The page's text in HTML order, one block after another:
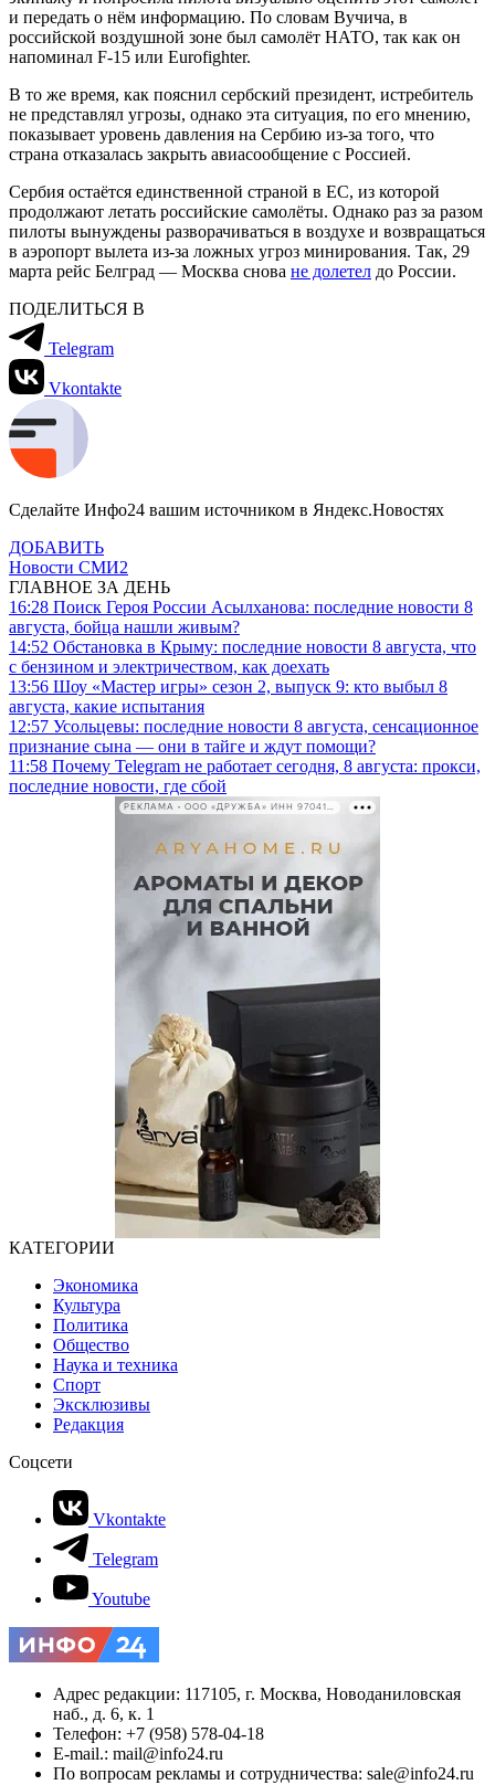
и передать о нём информацию. По словам Вучича, в
российской воздушной зоне был самолёт НАТО, так как он
напоминал F-15 или Eurofighter.
В то же время, как пояснил сербский президент, истребитель
не представлял угрозы, однако эта ситуация, по его мнению,
показывает уровень давления на Сербию из-за того, что
страна отказалась закрыть авиасообщение с Россией.
Сербия остаётся единственной страной в ЕС, из которой
продолжают летать российские самолёты. Однако раз за разом
пилоты вынуждены разворачиваться в воздухе и возвращаться
в аэропорт вылета из-за ложных угроз минирования. Так, 29
марта рейс Белград — Москва снова не долетел до России.
ПОДЕЛИТЬСЯ В
Telegram
Vkontakte
Сделайте Инфо24 вашим источником в Яндекс.Новостях
ДОБАВИТЬ
Новости СМИ2
ГЛАВНОЕ ЗА ДЕНЬ
16:28 Поиск Героя России Асылханова: последние новости 8
августа, бойца нашли живым?
14:52 Обстановка в Крыму: последние новости 8 августа, что
с бензином и электричеством, как доехать
13:56 Шоу «Мастер игры» сезон 2, выпуск 9: кто выбыл 8
августа, какие испытания
12:57 Усольцевы: последние новости 8 августа, сенсационное
признание сына — они в тайге и ждут помощи?
11:58 Почему Telegram не работает сегодня, 8 августа: прокси,
последние новости, где сбой
РЕКЛАМА • ООО «ДРУЖБА» ИНН 9704146411
КАТЕГОРИИ
Экономика
Культура
Политика
Общество
Наука и техника
Спорт
Эксклюзивы
Редакция
Соцсети
Vkontakte
Telegram
Youtube
Адрес редакции: 117105, г. Москва, Новоданиловская
наб., д. 6, к. 1
Телефон: +7 (958) 578-04-18
E-mail.: mail@info24.ru
По вопросам рекламы и сотрудничества: sale@info24.ru